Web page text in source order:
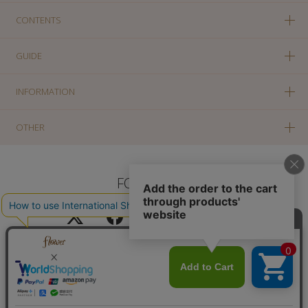
CONTENTS
GUIDE
INFORMATION
OTHER
FOLLOW US
PC版に切り替え
Copyright(c) SOLA OF TOKYO CO., LTD All Rights Reserved.